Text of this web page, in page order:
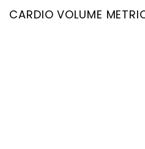
CARDIO VOLUME